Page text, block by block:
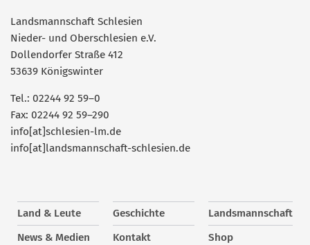
Landsmannschaft Schlesien
Nieder- und Oberschlesien e.V.
Dollendorfer Straße 412
53639 Königswinter
Tel.: 02244 92 59–0
Fax: 02244 92 59–290
info[at]schlesien-lm.de
info[at]landsmannschaft-schlesien.de
Land & Leute Geschichte
Landsmannschaft
News & Medien
Kontakt Shop